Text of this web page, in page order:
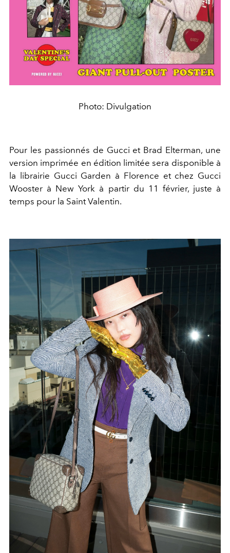
Photo: Divulgation
Pour les passionnés de Gucci et Brad Elterman, une
version imprimée en édition limitée sera disponible à
la librairie Gucci Garden à Florence et chez Gucci
Wooster à New York à partir du 11 février, juste à
temps pour la Saint Valentin.